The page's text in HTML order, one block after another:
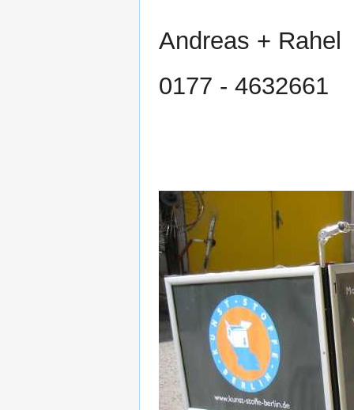
Andreas + Rahel
0177 - 4632661